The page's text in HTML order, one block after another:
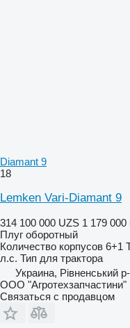
Diamant 9
18
Lemken Vari-Diamant 9
314 100 000 UZS 1 179 000
Плуг оборотный
Количество корпусов 6+1
л.с. Тип для трактора
Украина, Рівненський
ООО "Агротехзапчастини"
Связаться с продавцом